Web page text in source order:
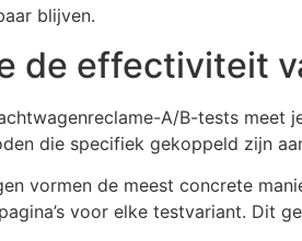
blijven.
de effectiviteit
A/B-tests meet
die specifiek gekoppeld zijn
vormen de meest concrete
voor elke testvariant. Dit